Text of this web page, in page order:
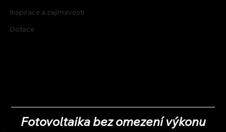
Inspirace a zajímavosti
Dotace
Fotovoltaika bez omezení výkonu